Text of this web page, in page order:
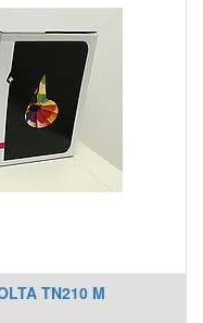
TN210 M